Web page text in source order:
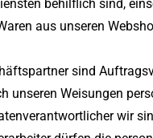
behilflich sind,
aus unseren
sind
unseren Weisungen
wir